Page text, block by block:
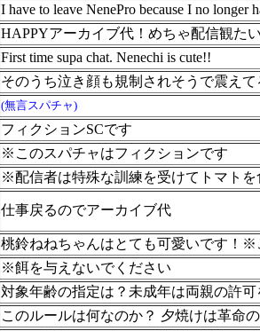
I have to leave NenePro because I no
HAPPYアーカイブ代！めちゃ配信観た
First time supa chat. Nenechi is cute!!
そのうち泣き顔も規制されそうで震えて
(無言スパチャ)
フィクションSCです
※このスパチャはフィクションです
※配信者は特殊な訓練を受けてトマトを
仕事戻るのでアーカイブ代
桃鈴ねねちゃんはとても可愛いです！
※餌を与えないでください
対象年齢の指定は？未成年は両親の許
このルールは何なのか？ 夕焼けは革命